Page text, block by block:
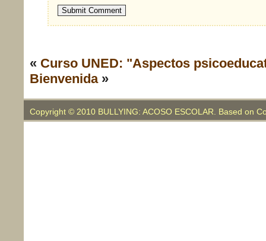
« Curso UNED: "Aspectos
Bienvenida»
Copyright © 2010 BULLYING: ACOSO ESCOLAR. Based on